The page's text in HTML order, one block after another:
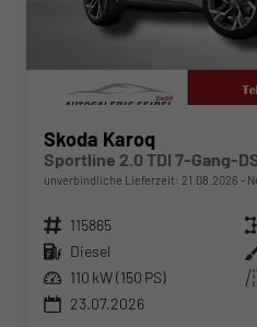
Skoda Karoq
Sportline 2.0 TDI 7-Gang-
unverbindliche Lieferzeit: 21.08.2026
Fahrzeugnr. 115865
Kraftstoff Diesel
Leistung 110 kW (150 PS)
23.07.2026